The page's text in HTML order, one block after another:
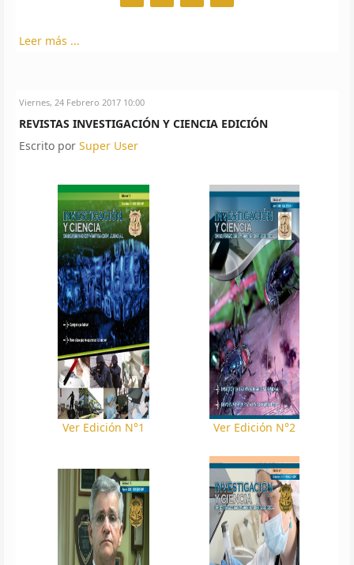
Leer más ...
Viernes, 24 Febrero 2017 10:00
REVISTAS INVESTIGACIÓN Y CIENCIA EDICIÓN
Escrito por Super User
Ver Edición N°1 Ver Edición N°2